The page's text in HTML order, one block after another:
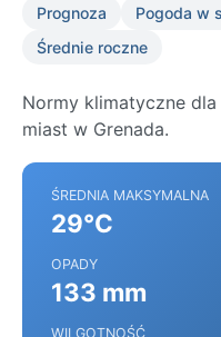
Prognoza Pogoda w
Średnie roczne
Normy klimatyczne dla
miast w Grenada.
ŚREDNIA MAKSYMALNA
29°C
OPADY
133 mm
WILGOTNOŚĆ